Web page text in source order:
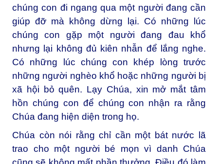
chúng con đi ngang qua một người đang cần
giúp đỡ mà không dừng lại. Có những lúc
chúng con gặp một người đang đau khổ
nhưng lại không đủ kiên nhẫn để lắng nghe.
Có những lúc chúng con khép lòng trước
những người nghèo khổ hoặc những người bị
xã hội bỏ quên. Lạy Chúa, xin mở mắt tâm
hồn chúng con để chúng con nhận ra rằng
Chúa đang hiện diện trong họ.
Chúa còn nói rằng chỉ cần một bát nước lã
trao cho một người bé mọn vì danh Chúa